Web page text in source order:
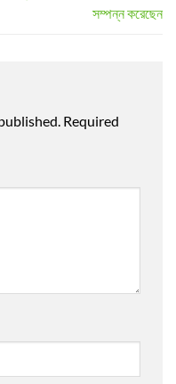
সম্পন্ন করেছেন
Required